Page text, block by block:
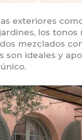
exteriores
los tonos
mezclados
son ideales y